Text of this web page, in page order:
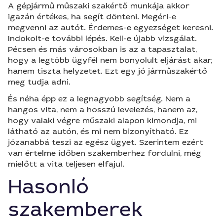
A gépjármű műszaki szakértő munkája akkor
igazán értékes, ha segít dönteni. Megéri-e
megvenni az autót. Érdemes-e egyezséget keresni.
Indokolt-e további lépés. Kell-e újabb vizsgálat.
Pécsen és más városokban is az a tapasztalat,
hogy a legtöbb ügyfél nem bonyolult eljárást akar,
hanem tiszta helyzetet. Ezt egy jó járműszakértő
meg tudja adni.
És néha épp ez a legnagyobb segítség. Nem a
hangos vita, nem a hosszú levelezés, hanem az,
hogy valaki végre műszaki alapon kimondja, mi
látható az autón, és mi nem bizonyítható. Ez
józanabbá teszi az egész ügyet. Szerintem ezért
van értelme időben szakemberhez fordulni, még
mielőtt a vita teljesen elfajul.
Hasonló
szakemberek